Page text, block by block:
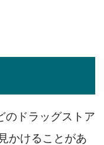
のドラッグストア
かけることがあ